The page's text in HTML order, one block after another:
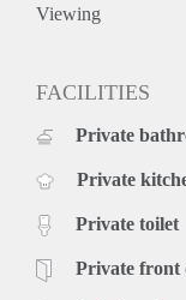
- De
- De huurprijs
- De waarborgsom
is anders (zie
Nieuwsgierig naar
over andere
via
Viewing
FACILITIES
Private
Private
Private toilet
Private front